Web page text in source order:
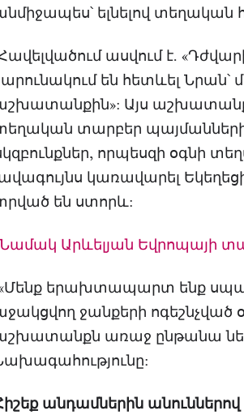
ելնելով
ասվում է.
են հետևել
Այս
տարբեր
որպեսզի օգնի
կառավարել
են ստորև:
Արևելյան Եվրոպայի
երախտապարտ ենք
ջանքերի ոգեշնչված
առաջ ընթանա
անդամներին